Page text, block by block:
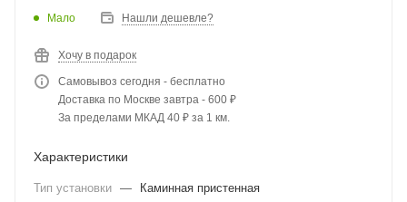
Мало Нашли дешевле?
Хочу в подарок
Самовывоз сегодня - бесплатно
Доставка по Москве завтра - 600 ₽
За пределами МКАД 40 ₽ за 1 км.
Характеристики
Тип установки —
Каминная пристенная